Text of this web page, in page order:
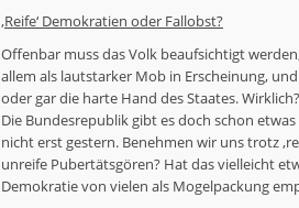
‚Reife‘ Demokratien oder Fallobst?
Offenbar muss das Volk beaufsichtigt
allem als lautstarker Mob in Erscheinung,
oder gar die harte Hand des Staates.
Die Bundesrepublik gibt es doch schon
nicht erst gestern. Benehmen wir uns trotz
unreife Pubertätsgören? Hat das vielleicht
Demokratie von vielen als Mogelpackung